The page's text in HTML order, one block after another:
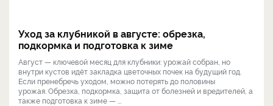
Уход за клубникой в августе: обрезка,
подкормка и подготовка к зиме
Август — ключевой месяц для клубники: урожай собран, но
внутри кустов идёт закладка цветочных почек на будущий год.
Если пренебречь уходом, можно потерять до половины
урожая. Обрезка, подкормка, защита от болезней и вредителей, а
также подготовка к зиме — ...